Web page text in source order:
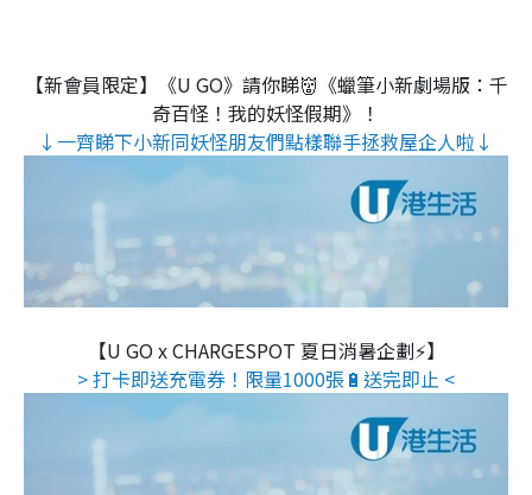
【新會員限定】《U GO》請你睇👹《蠟筆小新劇場版：千
奇百怪！我的妖怪假期》！
↓一齊睇下小新同妖怪朋友們點樣聯手拯救屋企人啦↓
【U GO x CHARGESPOT 夏日消暑企劃⚡】
> 打卡即送充電券！限量1000張🔋送完即止 <